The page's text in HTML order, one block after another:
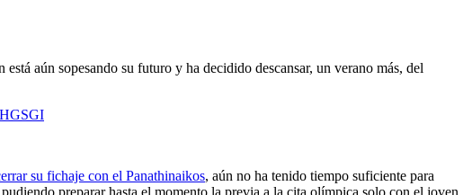
está aún sopesando su futuro y ha decidido descansar, un verano más, del
su fichaje con el Panathinaikos, aún no ha tenido tiempo suficiente para
preparar hasta el momento la previa a la cita olímpica solo con el joven